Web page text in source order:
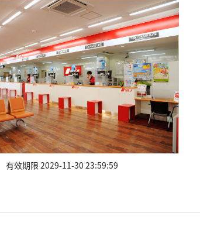
有效期限 2029-11-30 23:59:59